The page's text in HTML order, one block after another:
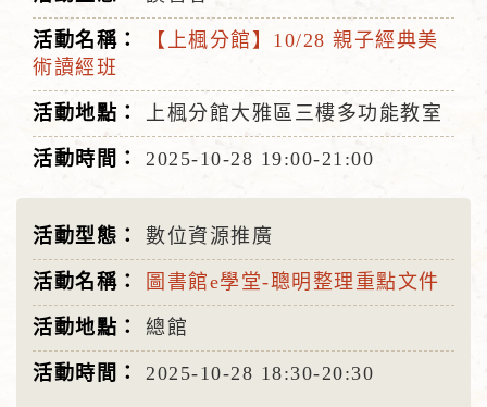
【上楓分館】10/28 親子經典美
術讀經班
上楓分館大雅區三樓多功能教室
2025-10-28 19:00-21:00
數位資源推廣
圖書館e學堂-聰明整理重點文件
總館
2025-10-28 18:30-20:30